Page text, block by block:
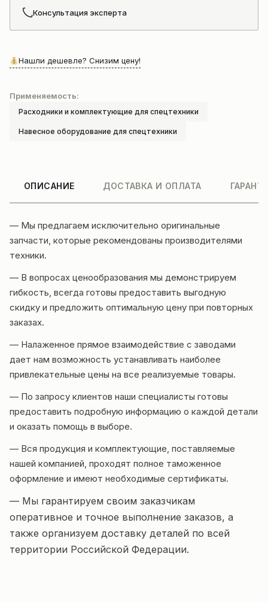
Консультация эксперта
Нашли дешевле? Снизим цену!
Применяемость:
Расходники и комплектующие для спецтехники
Навесное оборудование для спецтехники
ОПИСАНИЕ ДОСТАВКА И ОПЛАТА
— Мы предлагаем исключительно оригинальные
запчасти, которые рекомендованы производителями
техники.
— В вопросах ценообразования мы демонстрируем
гибкость, всегда готовы предоставить выгодную
скидку и предложить оптимальную цену при повторных
заказах.
— Налаженное прямое взаимодействие с заводами
дает нам возможность устанавливать наиболее
привлекательные цены на все реализуемые товары.
— По запросу клиентов наши специалисты готовы
предоставить подробную информацию о каждой детали
и оказать помощь в выборе.
— Вся продукция и комплектующие, поставляемые
нашей компанией, проходят полное таможенное
оформление и имеют необходимые сертификаты.
— Мы гарантируем своим заказчикам
оперативное и точное выполнение заказов, а
также организуем доставку деталей по всей
территории Российской Федерации.